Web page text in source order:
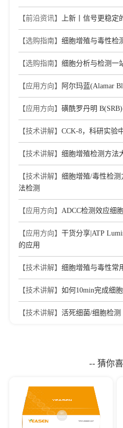
【前沿资讯】 上新丨信号更稳定
【选购指南】 细胞增殖与毒性检
【选购指南】 细胞分析与检测一
【应用方向】 阿尔玛蓝(Alamar
【应用方向】 磺酰罗丹明
【技术讲解】 CCK-8，科研实验
【技术讲解】 细胞增殖检测方
【技术讲解】 细胞增殖/毒性检
法检测
【应用方向】 ADCC检测效应细
【应用方向】 干货分享|ATP
的应用
【技术讲解】 细胞增殖与毒性常
【技术讲解】 如何10min完成细
【技术讲解】 活死细菌/细胞检测
-- 猜你